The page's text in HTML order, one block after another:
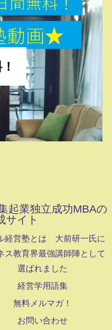
起業独立成功MBAの
サイト
経営塾とは 大前研一氏に
ス教育界最強講師陣として
選ばれました
経営学用語集
無料メルマガ！
お問い合わせ